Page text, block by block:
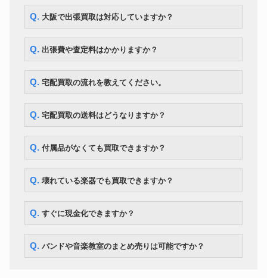
Q. 大阪で出張買取は対応していますか？
Q. 出張費や査定料はかかりますか？
Q. 宅配買取の流れを教えてください。
Q. 宅配買取の送料はどうなりますか？
Q. 付属品がなくても買取できますか？
Q. 壊れている楽器でも買取できますか？
Q. すぐに現金化できますか？
Q. バンドや音楽教室のまとめ売りは可能ですか？